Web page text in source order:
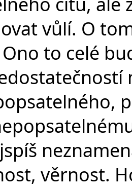
vůlí. O
to celé
věrnost.